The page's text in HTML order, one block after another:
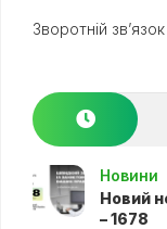
Зворотній зв’язок
Новини
Новий
– 1678